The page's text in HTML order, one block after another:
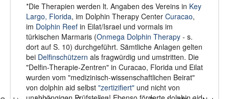
*Die Therapien werden lt. Angaben des Vereins in Key
Largo, Florida, im Dolphin Therapy Center Curacao,
im Dolphin Reef in Eilat/Israel und vormals im
türkischen Marmaris (Onmega Dolphin Therapy - s.
dort auf S. 10) durchgeführt. Sämtliche Anlagen gelten
bei Delfinschützern als fragwürdig und umstritten. Die
"Delfin-Therapie-Zentren" in Curacao, Florida und Eilat
wurden vom "medizinisch-wissenschaftlichen Beirat"
von dolphin aid selbst "zertizifiert" und nicht von